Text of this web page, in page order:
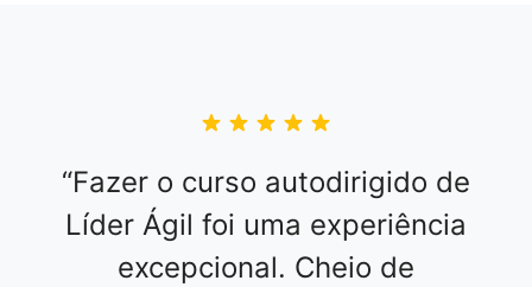
Fazer o curso autodirigido de
Líder Ágil foi uma experiência
excepcional. Cheio de